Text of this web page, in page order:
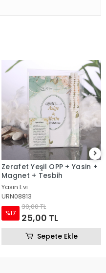
Zerafet Yeşil Magnet
URN08822
6,00 TL
5,00 TL
Sepete Ekle